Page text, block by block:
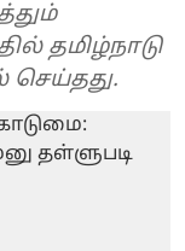
தமிழ்நாடு
செய்தது.